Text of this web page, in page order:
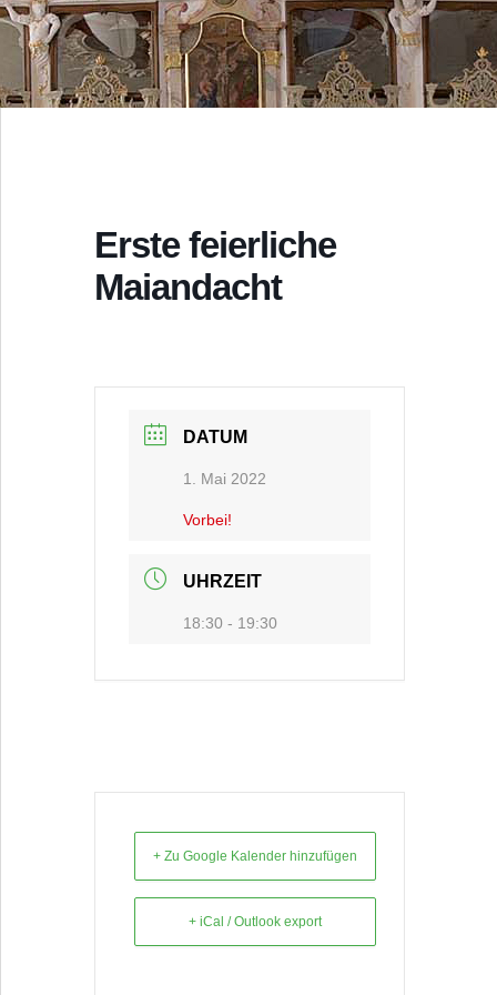
Erste feierliche
Maiandacht
DATUM
1. Mai 2022
Vorbei!
UHRZEIT
18:30 - 19:30
+ Zu Google Kalender hinzufügen
+ iCal / Outlook export